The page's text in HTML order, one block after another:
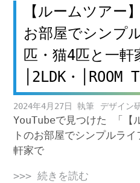
【ルームツアー
お部屋でシンプ
匹・猫4匹と一軒
│2LDK・│ROOM
2024年4月27日 デザイン
YouTubeで見つけた 「【
トのお部屋でシンプルラ
軒家で
>>> 続きを読む